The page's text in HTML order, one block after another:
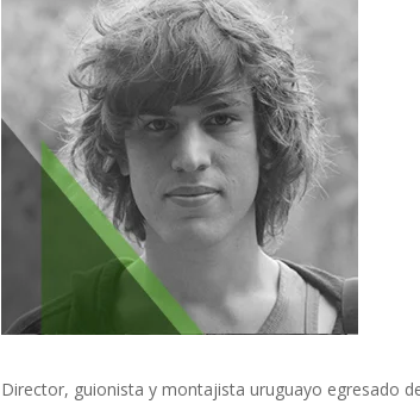
Director, guionista y montajista uruguayo egresado